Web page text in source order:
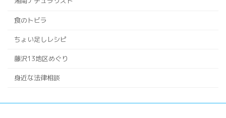
食のトビラ
ちょい足しレシピ
藤沢13地区めぐり
身近な法律相談